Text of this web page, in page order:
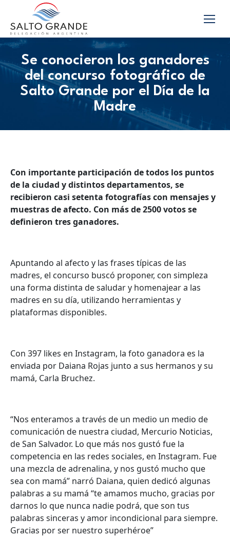
Se conocieron los ganadores
del concurso fotográfico de
Salto Grande por el Día de la
Madre
Con importante participación de todos los puntos
de la ciudad y distintos departamentos, se
recibieron casi setenta fotografías con mensajes y
muestras de afecto. Con más de 2500 votos se
definieron tres ganadores.
Apuntando al afecto y las frases típicas de las
madres, el concurso buscó proponer, con simpleza
una forma distinta de saludar y homenajear a las
madres en su día, utilizando herramientas y
plataformas disponibles.
Con 397 likes en Instagram, la foto ganadora es la
enviada por Daiana Rojas junto a sus hermanos y su
mamá, Carla Bruchez.
“Nos enteramos a través de un medio un medio de
comunicación de nuestra ciudad, Mercurio Noticias,
de San Salvador. Lo que más nos gustó fue la
competencia en las redes sociales, en Instagram. Fue
una mezcla de adrenalina, y nos gustó mucho que
sea con mamá” narró Daiana, quien dedicó algunas
palabras a su mamá “te amamos mucho, gracias por
darnos lo que nunca nadie podrá, que son tus
palabras sinceras y amor incondicional para siempre.
Gracias por ser nuestro superhéroe”